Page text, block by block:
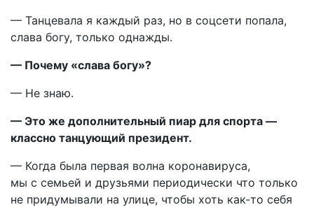
— Танцевала я каждый раз, но в соцсети попала,
слава богу, только однажды.
— Почему «слава богу»?
— Не знаю.
— Это же дополнительный пиар для спорта —
классно танцующий президент.
— Когда была первая волна коронавируса,
мы с семьей и друзьями периодически что только
не придумывали на улице, чтобы хоть как-то себя